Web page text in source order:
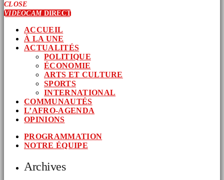
CLOSE
VIDEOCAMDIRECT
ACCUEIL
À LA UNE
ACTUALITÉS
POLITIQUE
ÉCONOMIE
ARTS ET CULTURE
SPORTS
INTERNATIONAL
COMMUNAUTÉS
L’AFRO-AGENDA
OPINIONS
PROGRAMMATION
NOTRE ÉQUIPE
Archives